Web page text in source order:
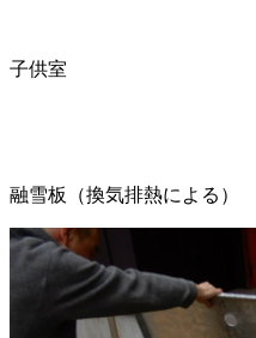
子供室
融雪板（換気排熱による）